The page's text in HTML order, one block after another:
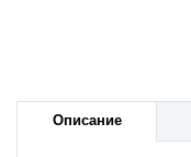
Описание